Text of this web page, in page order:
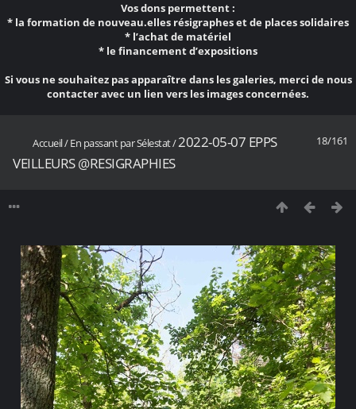
Vos dons permettent :
* la formation de nouveau.elles résigraphes et de places solidaires
* l’achat de matériel
* le financement d’expositions
Si vous ne souhaitez pas apparaître dans les galeries, merci de nous
contacter avec un lien vers les images concernées.
18/161
Accueil/En passant par Sélestat/2022-05-07 EPPS
VEILLEURS @RESIGRAPHIES